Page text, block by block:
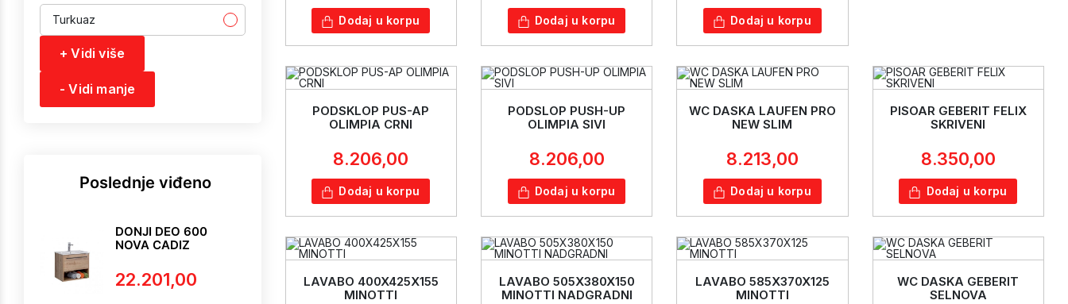
Turkuaz
+ Vidi više
- Vidi manje
Poslednje viđeno
DONJI DEO 600
NOVA CADIZ
22.201,00
Dodaj u korpu Dodaj u korpu Dodaj u korpu
PODSKLOP PUS-AP
OLIMPIA CRNI
8.206,00
Dodaj u korpu
PODSLOP PUSH-UP
OLIMPIA SIVI
8.206,00
Dodaj u korpu
WC DASKA LAUFEN PRO
NEW SLIM
8.213,00
Dodaj u korpu
PISOAR GEBERIT FELIX
SKRIVENI
8.350,00
Dodaj u korpu
LAVABO 400X425X155
MINOTTI
LAVABO 505X380X150
MINOTTI NADGRADNI
LAVABO 585X370X125
MINOTTI
WC DASKA GEBERIT
SELNOVA